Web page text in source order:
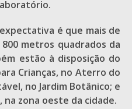
é que mais de
metros quadrados da
estão à disposição do
Crianças, no Aterro do
no Jardim Botânico; e
na zona oeste da cidade.